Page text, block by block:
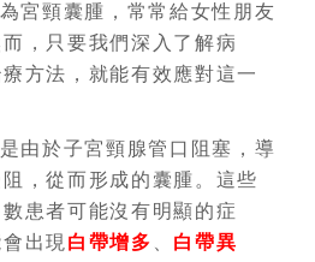
宮頸囊腫，常常給女性朋友
，只要我們深入了解病
方法，就能有效應對這一
由於子宮頸腺管口阻塞，導
，從而形成的囊腫。這些
患者可能沒有明顯的症
出現 白帶增多
白帶異